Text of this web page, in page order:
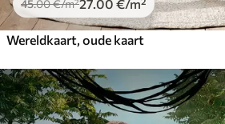
45.00€/m²27.00 €/m²
Wereldkaart, oude kaart